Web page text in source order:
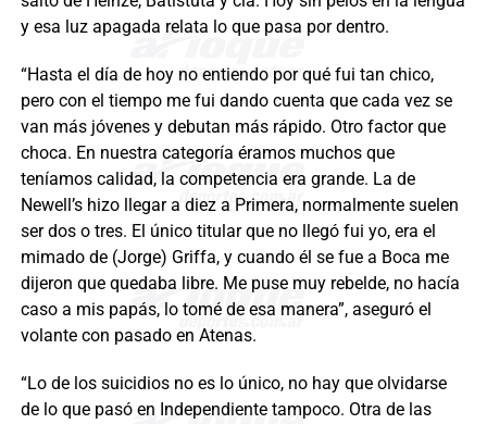
y esa luz apagada relata lo que pasa por dentro.
“Hasta el día de hoy no entiendo por qué fui tan chico,
pero con el tiempo me fui dando cuenta que cada vez se
van más jóvenes y debutan más rápido. Otro factor que
choca. En nuestra categoría éramos muchos que
teníamos calidad, la competencia era grande. La de
Newell’s hizo llegar a diez a Primera, normalmente suelen
ser dos o tres. El único titular que no llegó fui yo, era el
mimado de (Jorge) Griffa, y cuando él se fue a Boca me
dijeron que quedaba libre. Me puse muy rebelde, no hacía
caso a mis papás, lo tomé de esa manera”, aseguró el
volante con pasado en Atenas.
“Lo de los suicidios no es lo único, no hay que olvidarse
de lo que pasó en Independiente tampoco. Otra de las